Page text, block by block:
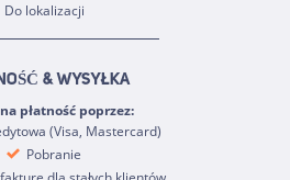
Do lokalizacji
& WYSYŁKA
płatność poprzez:
(Visa, Mastercard)
Pobranie